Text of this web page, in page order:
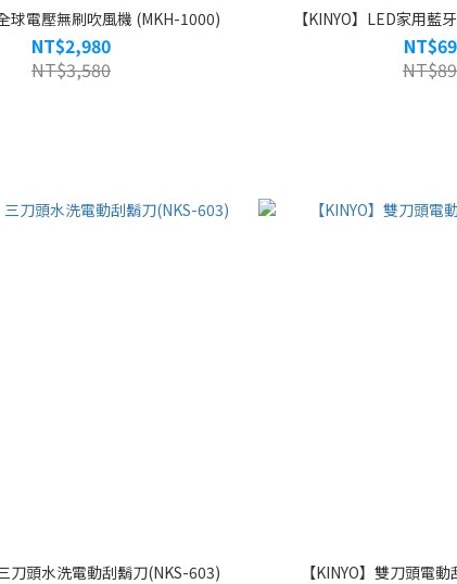
全球電壓無刷吹風機 (MKH-1000)
NT$2,980
NT$3,580
【KINYO】LED家用藍
三刀頭水洗電動刮鬍刀(NKS-603) 【KINYO】雙刀頭電